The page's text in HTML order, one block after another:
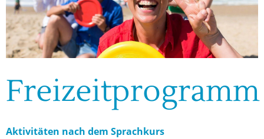
Freizeitprogramm
Aktivitäten nach dem Sprachkurs